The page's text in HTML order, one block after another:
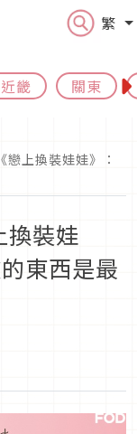
繁
畿 關東
上換裝娃娃》：
換裝娃
東西是最